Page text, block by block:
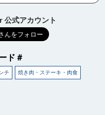
公式アカウント
ド＃
チ 焼き肉・ステーキ・肉食